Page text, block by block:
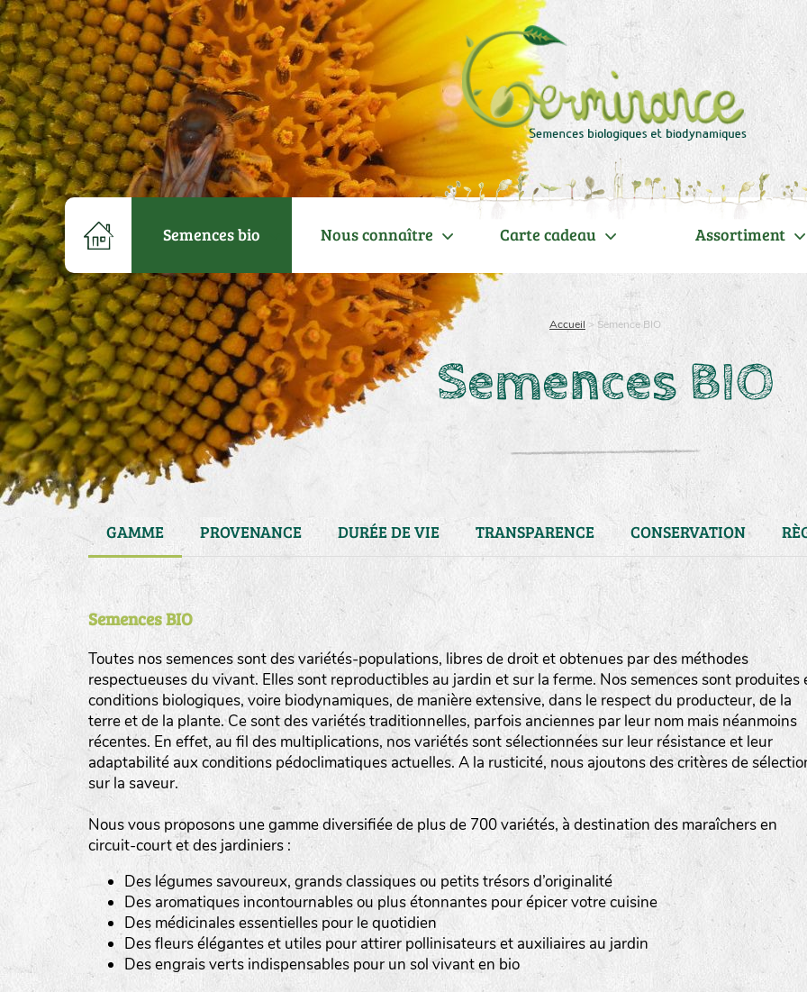
Semences bio Nous connaître Carte cadeau Assortiment
Accueil > Semence BIO
Semences BIO
GAMME PROVENANCE DURÉE DE VIE TRANSPARENCE CONSERVATION
Semences BIO
Toutes nos semences sont des variétés-populations, libres de droit et obtenues par des méthodes
respectueuses du vivant. Elles sont reproductibles au jardin et sur la ferme. Nos semences sont produites
conditions biologiques, voire biodynamiques, de manière extensive, dans le respect du producteur, de la
terre et de la plante. Ce sont des variétés traditionnelles, parfois anciennes par leur nom mais néanmoins
récentes. En effet, au fil des multiplications, nos variétés sont sélectionnées sur leur résistance et leur
adaptabilité aux conditions pédoclimatiques actuelles. A la rusticité, nous ajoutons des critères de
sur la saveur.
Nous vous proposons une gamme diversifiée de plus de 700 variétés, à destination des maraîchers en
circuit-court et des jardiniers :
Des légumes savoureux, grands classiques ou petits trésors d’originalité
Des aromatiques incontournables ou plus étonnantes pour épicer votre cuisine
Des médicinales essentielles pour le quotidien
Des fleurs élégantes et utiles pour attirer pollinisateurs et auxiliaires au jardin
Des engrais verts indispensables pour un sol vivant en bio
LA RÉFÉRENCE :F BEL20BPA1A (en haut à
F : Fleurs.
Les autres catégories étant :
E
: Engrais vert
L: Légumes
A: Aromatiques
BEL : Code de la variété
(Ici Belle de nuit)
20 : Année de récolte
(ici 2020)
haies
zone sauvage
mare
tas de compost
fleurs
animaux domestiques
animaux sauvages
biodiversité cultivée